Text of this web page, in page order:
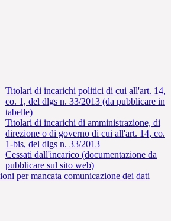
Titolari di incarichi politici di cui all'art. 14,
co. 1, del dlgs n. 33/2013 (da pubblicare in
tabelle)
Titolari di incarichi di amministrazione, di
direzione o di governo di cui all'art. 14, co.
1-bis, del dlgs n. 33/2013
Cessati dall'incarico (documentazione da
pubblicare sul sito web)
per mancata comunicazione dei dati